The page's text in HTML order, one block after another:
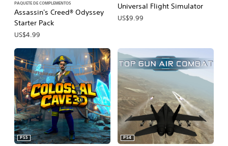
Assassin's Creed® Odyssey
Starter Pack
PAQUETE DE COMPLEMENTOS
US$4.99
Universal Flight Simulator
US$9.99
PS5 PS4